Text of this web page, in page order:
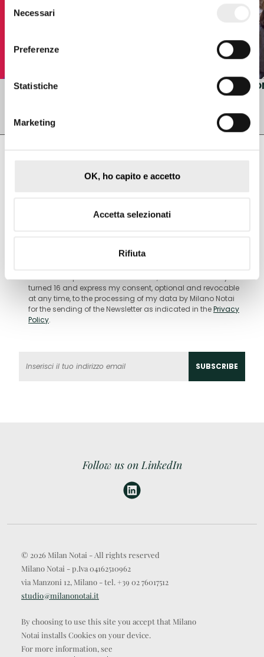
sito
delNecessari
Preferenze
Statistiche
Marketing
OK, ho capito e accetto
Accetta selezionati
Rifiuta
VISUAL LEGAL SMART REPORT
Subscribe to the newsletter
experience shared with each of you
I AGREE TO RECEIVE THE MILANO NOTAI NEWSLETTER
information pursuant to art. 13 GDPR, that I have already
turned 16 and express my consent, optional and revocable
at any time, to the processing of my data by Milano Notai
for the sending of the Newsletter as indicated in thePrivacy
Policy.
Follow us on LinkedIn
© 2026 Milan Notai - All rights reserved
Milano Notai - p.Iva 04162510962
via Manzoni 12, Milano - tel. +39 02 76017512
studio@milanonotai.it
By choosing to use this site you accept that Milano
Notai installs Cookies on your device.
For more information, see